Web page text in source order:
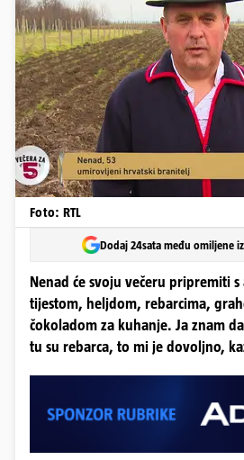
Foto: RTL
Dodaj 24sata među omiljene
Nenad će svoju večeru pripremiti
tijestom, heljdom, rebarcima,
čokoladom za kuhanje. Ja znam
tu su rebarca, to mi je dovoljno,